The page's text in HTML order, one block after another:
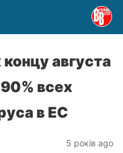
августа
всех
в ЕС
5 років ago